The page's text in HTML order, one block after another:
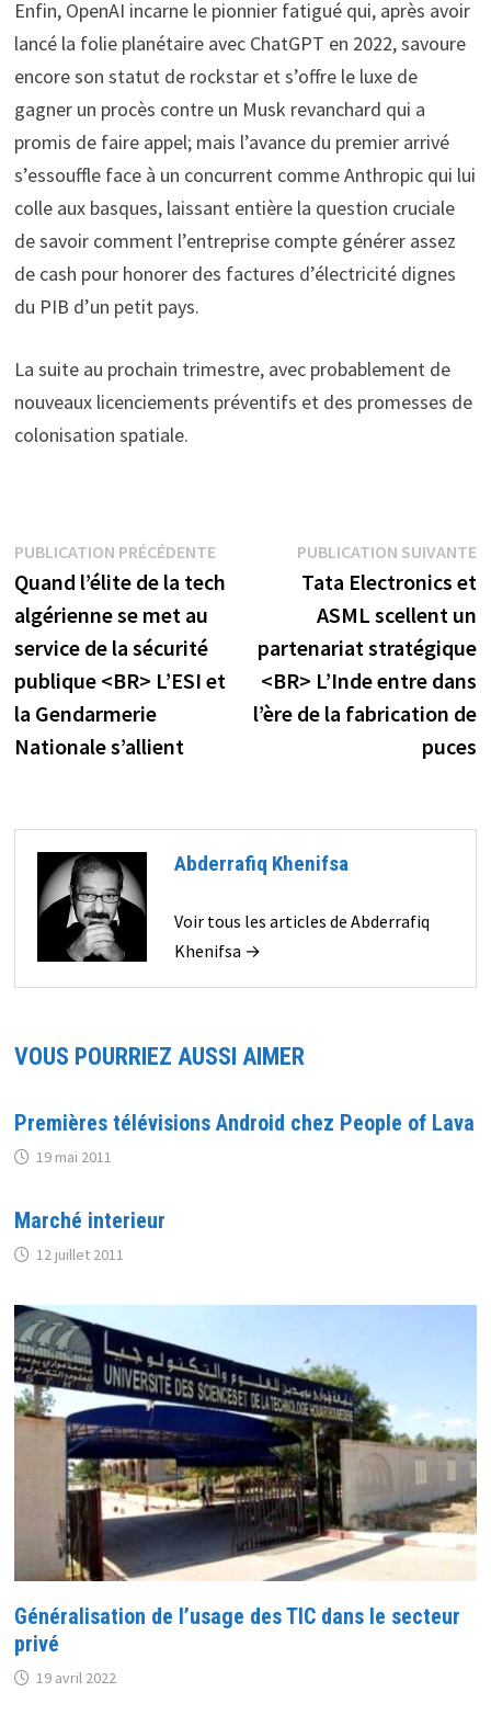
Enfin, OpenAI incarne le pionnier fatigué qui, après avoir
lancé la folie planétaire avec ChatGPT en 2022, savoure
encore son statut de rockstar et s’offre le luxe de
gagner un procès contre un Musk revanchard qui a
promis de faire appel; mais l’avance du premier arrivé
s’essouffle face à un concurrent comme Anthropic qui lui
colle aux basques, laissant entière la question cruciale
de savoir comment l’entreprise compte générer assez
de cash pour honorer des factures d’électricité dignes
du PIB d’un petit pays.
La suite au prochain trimestre, avec probablement de
nouveaux licenciements préventifs et des promesses de
colonisation spatiale.
Navigation
de
l’article
PUBLICATION PRÉCÉDENTEPublication
précédente :
Quand l’élite de la tech
algérienne se met au
service de la sécurité
publique <BR> L’ESI et
la Gendarmerie
Nationale s’allient
PUBLICATION SUIVANTE
Tata Electronics et
ASML scellent un
partenariat stratégique
<BR> L’Inde entre dans
l’ère de la fabrication de
puces
Abderrafiq Khenifsa
Voir tous les articles de Abderrafiq
Khenifsa →
VOUS POURRIEZ AUSSI AIMER
Premières télévisions Android chez People of Lava
19 mai 2011
Marché interieur
12 juillet 2011
Généralisation de l’usage des TIC dans le secteur
privé
19 avril 2022